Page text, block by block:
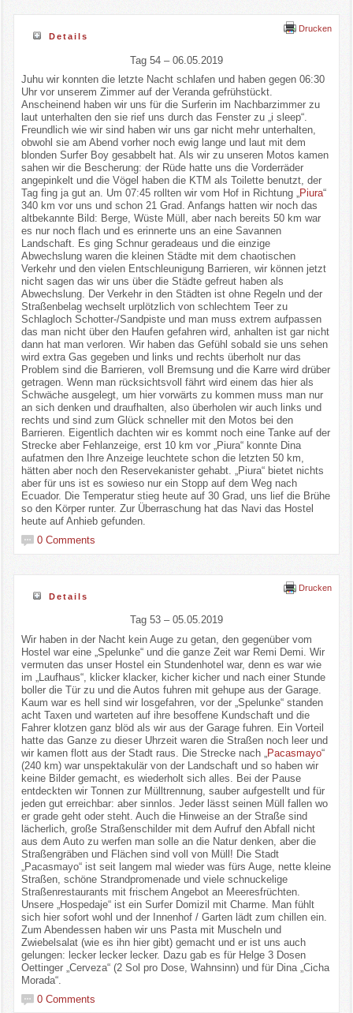
Drucken
Details
Tag 54 – 06.05.2019
Juhu wir konnten die letzte Nacht schlafen und haben gegen 06:30
Uhr vor unserem Zimmer auf der Veranda gefrühstückt.
Anscheinend haben wir uns für die Surferin im Nachbarzimmer zu
laut unterhalten den sie rief uns durch das Fenster zu „i sleep“.
Freundlich wie wir sind haben wir uns gar nicht mehr unterhalten,
obwohl sie am Abend vorher noch ewig lange und laut mit dem
blonden Surfer Boy gesabbelt hat. Als wir zu unseren Motos kamen
sahen wir die Bescherung: der Rüde hatte uns die Vorderräder
angepinkelt und die Vögel haben die KTM als Toilette benutzt, der
Tag fing ja gut an. Um 07:45 rollten wir vom Hof in Richtung „Piura“
340 km vor uns und schon 21 Grad. Anfangs hatten wir noch das
altbekannte Bild: Berge, Wüste Müll, aber nach bereits 50 km war
es nur noch flach und es erinnerte uns an eine Savannen
Landschaft. Es ging Schnur geradeaus und die einzige
Abwechslung waren die kleinen Städte mit dem chaotischen
Verkehr und den vielen Entschleunigung Barrieren, wir können jetzt
nicht sagen das wir uns über die Städte gefreut haben als
Abwechslung. Der Verkehr in den Städten ist ohne Regeln und der
Straßenbelag wechselt urplötzlich von schlechtem Teer zu
Schlagloch Schotter-/Sandpiste und man muss extrem aufpassen
das man nicht über den Haufen gefahren wird, anhalten ist gar nicht
dann hat man verloren. Wir haben das Gefühl sobald sie uns sehen
wird extra Gas gegeben und links und rechts überholt nur das
Problem sind die Barrieren, voll Bremsung und die Karre wird drüber
getragen. Wenn man rücksichtsvoll fährt wird einem das hier als
Schwäche ausgelegt, um hier vorwärts zu kommen muss man nur
an sich denken und draufhalten, also überholen wir auch links und
rechts und sind zum Glück schneller mit den Motos bei den
Barrieren. Eigentlich dachten wir es kommt noch eine Tanke auf der
Strecke aber Fehlanzeige, erst 10 km vor „Piura“ konnte Dina
aufatmen den Ihre Anzeige leuchtete schon die letzten 50 km,
hätten aber noch den Reservekanister gehabt. „Piura“ bietet nichts
aber für uns ist es sowieso nur ein Stopp auf dem Weg nach
Ecuador. Die Temperatur stieg heute auf 30 Grad, uns lief die Brühe
so den Körper runter. Zur Überraschung hat das Navi das Hostel
heute auf Anhieb gefunden.
0 Comments
Drucken
Details
Tag 53 – 05.05.2019
Wir haben in der Nacht kein Auge zu getan, den gegenüber vom
Hostel war eine „Spelunke“ und die ganze Zeit war Remi Demi. Wir
vermuten das unser Hostel ein Stundenhotel war, denn es war wie
im „Laufhaus“, klicker klacker, kicher kicher und nach einer Stunde
boller die Tür zu und die Autos fuhren mit gehupe aus der Garage.
Kaum war es hell sind wir losgefahren, vor der „Spelunke“ standen
acht Taxen und warteten auf ihre besoffene Kundschaft und die
Fahrer klotzen ganz blöd als wir aus der Garage fuhren. Ein Vorteil
hatte das Ganze zu dieser Uhrzeit waren die Straßen noch leer und
wir kamen flott aus der Stadt raus. Die Strecke nach „ Pacasmayo“
(240 km) war unspektakulär von der Landschaft und so haben wir
keine Bilder gemacht, es wiederholt sich alles. Bei der Pause
entdeckten wir Tonnen zur Mülltrennung, sauber aufgestellt und für
jeden gut erreichbar: aber sinnlos. Jeder lässt seinen Müll fallen wo
er grade geht oder steht. Auch die Hinweise an der Straße sind
lächerlich, große Straßenschilder mit dem Aufruf den Abfall nicht
aus dem Auto zu werfen man solle an die Natur denken, aber die
Straßengräben und Flächen sind voll von Müll! Die Stadt
„Pacasmayo“ ist seit langem mal wieder was fürs Auge, nette kleine
Straßen, schöne Strandpromenade und viele schnuckelige
Straßenrestaurants mit frischem Angebot an Meeresfrüchten.
Unsere „Hospedaje“ ist ein Surfer Domizil mit Charme. Man fühlt
sich hier sofort wohl und der Innenhof / Garten lädt zum chillen ein.
Zum Abendessen haben wir uns Pasta mit Muscheln und
Zwiebelsalat (wie es ihn hier gibt) gemacht und er ist uns auch
gelungen: lecker lecker lecker. Dazu gab es für Helge 3 Dosen
Oettinger „Cerveza“ (2 Sol pro Dose, Wahnsinn) und für Dina „Cicha
Morada“.
0 Comments